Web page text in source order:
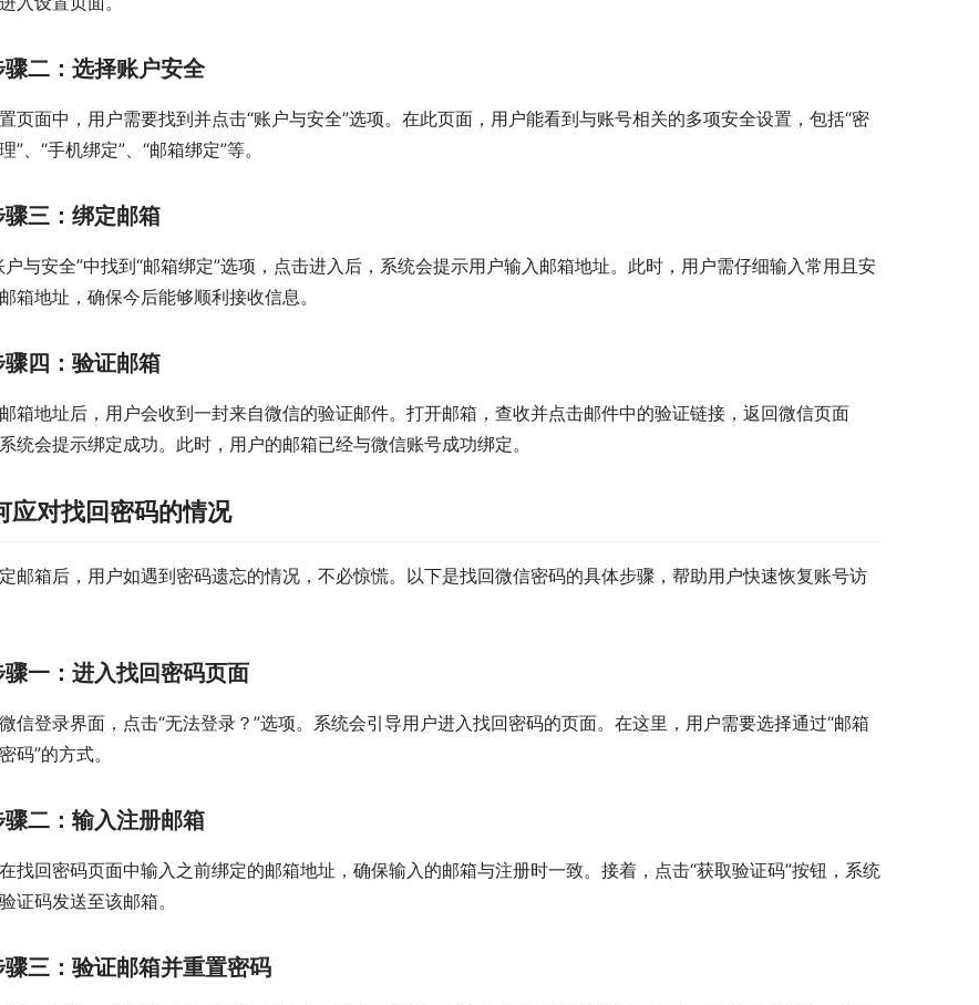
骤二：选择账户安全
页面中，用户需要找到并点击“账户与安全”选项。在此页面，用户能看到与账号相关的多项安全设置，包括“密
”、“手机绑定”、“邮箱绑定”等。
骤三：绑定邮箱
户与安全”中找到“邮箱绑定”选项，点击进入后，系统会提示用户输入邮箱地址。此时，用户需仔细输入常用且安
箱地址，确保今后能够顺利接收信息。
骤四：验证邮箱
箱地址后，用户会收到一封来自微信的验证邮件。打开邮箱，查收并点击邮件中的验证链接，返回微信页面
统会提示绑定成功。此时，用户的邮箱已经与微信账号成功绑定。
应对找回密码的情况
邮箱后，用户如遇到密码遗忘的情况，不必惊慌。以下是找回微信密码的具体步骤，帮助用户快速恢复账号访
骤一：进入找回密码页面
信登录界面，点击“无法登录？”选项。系统会引导用户进入找回密码的页面。在这里，用户需要选择通过“邮箱
码”的方式。
骤二：输入注册邮箱
找回密码页面中输入之前绑定的邮箱地址，确保输入的邮箱与注册时一致。接着，点击“获取验证码”按钮，系统
证码发送至该邮箱。
骤三：验证邮箱并重置密码